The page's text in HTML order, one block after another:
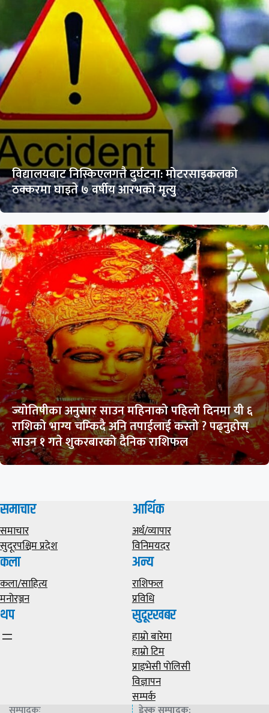
विद्यालयबाट निस्किएलगत्तै दुर्घटना: मोटरसाइकलको
ठक्करमा घाइते ७ वर्षीय आरभको मृत्यु
ज्योतिषीका अनुसार साउन महिनाको पहिलो दिनमा यी ६
राशिको भाग्य चम्किदै अनि तपाईलाई कस्तो ? पढ्नुहोस्
साउन १ गते शुकरबारको दैनिक राशिफल
समाचार
समाचार
सुदूरपश्चिम प्रदेश
आर्थिक
अर्थ/व्यापार
विनिमयदर
कला
कला/साहित्य
मनोरञ्जन
अन्य
राशिफल
प्रविधि
थप सुदूरखबर
हाम्राे बारेमा
हाम्राे टिम
प्राइभेसी पाेलिसी
विज्ञापन
सम्पर्क